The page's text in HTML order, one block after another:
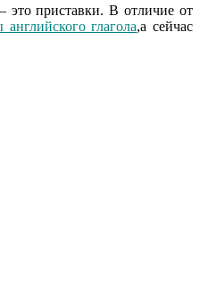
приставки. В отличие от
глагола,а сейчас